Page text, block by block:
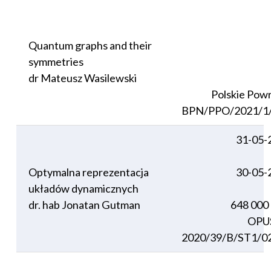
Quantum graphs and their
symmetries
dr Mateusz Wasilewski
Polskie
BPN/PPO/2021/
Optymalna reprezentacja
układów dynamicznych
dr. hab Jonatan Gutman
31-05-
30-05-
648
2020/39/B/ST1/